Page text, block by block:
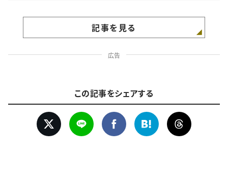
記事を見る
広告
この記事をシェアする